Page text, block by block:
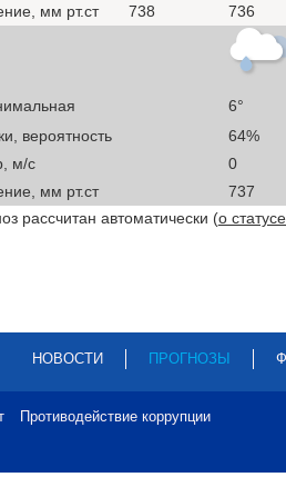
мм рт.ст
738 736
6°
вероятность
64%
м/с
0
мм рт.ст
737
рассчитан автоматически (о
НОВОСТИ ПРОГНОЗЫ
Противодействие коррупции